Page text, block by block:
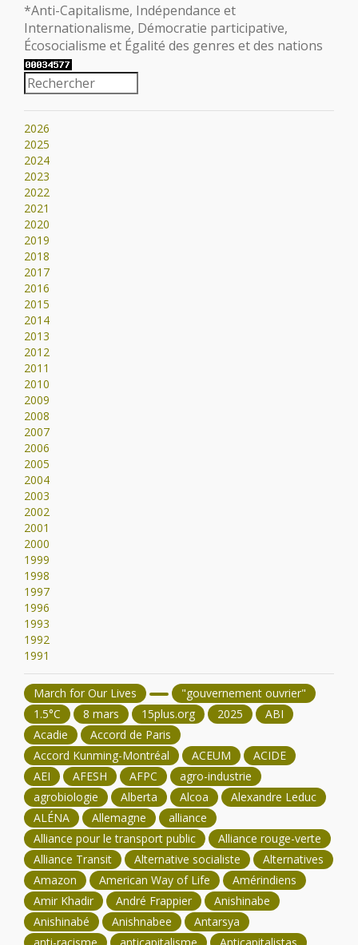
*Anti-Capitalisme, Indépendance et
Internationalisme, Démocratie participative,
Écosocialisme et Égalité des genres et des nations
2026
2025
2024
2023
2022
2021
2020
2019
2018
2017
2016
2015
2014
2013
2012
2011
2010
2009
2008
2007
2006
2005
2004
2003
2002
2001
2000
1999
1998
1997
1996
1993
1992
1991
March for Our Lives
"gouvernement ouvrier"
1.5°C
8 mars 15plus.org 2025
ABI
Acadie
Accord de Paris
Accord Kunming-Montréal
ACEUM
ACIDE
AEI
AFESH AFPC
agro-industrie
agrobiologie
Alberta Alcoa
Alexandre Leduc
ALÉNA
Allemagne
alliance
Alliance pour le transport public
Alliance rouge-verte
Alliance Transit
Alternative socialiste
Alternatives
Amazon
American Way of Life
Amérindiens
Amir Khadir
André Frappier
Anishinabe
Anishinabé
Anishnabee
Antarsya